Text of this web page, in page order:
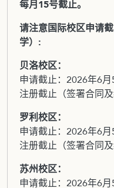
每月15号截止。
请注意国际校区申请
学）:
贝洛校区：
申请截止：2026年6月
注册截止（签署合同
罗利校区：
申请截止：2026年6月
注册截止（签署合同
苏州校区：
申请截止：2026年6月